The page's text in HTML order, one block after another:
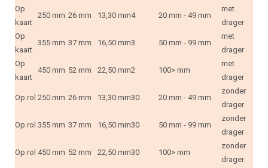
Op
kaart
250 mm 26 mm 13,30 mm4 20 mm - 49 mm
met
drager
Op
kaart
355 mm 37 mm 16,50 mm3 50 mm - 99 mm
met
drager
Op
kaart
450 mm 52 mm 22,50 mm2 100> mm
met
drager
Op rol 250 mm 26 mm 13,30 mm30 20 mm - 49 mm
zonder
drager
Op rol 355 mm 37 mm 16,50 mm30 50 mm - 99 mm
zonder
drager
Op rol 450 mm 52 mm 22,50 mm30 100> mm
zonder
drager